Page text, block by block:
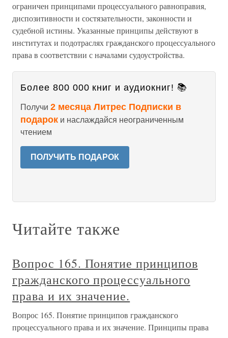
ограничен принципами процессуального равноправия,
диспозитивности и состязательности, законности и
судебной истины. Указанные принципы действуют в
институтах и подотраслях гражданского процессуального
права в соответствии с началами судоустройства.
Более 800 000 книг и аудиокниг! 📚
Получи 2 месяца Литрес Подписки в
подарок и наслаждайся неограниченным
чтением
ПОЛУЧИТЬ ПОДАРОК
Читайте также
Вопрос 165. Понятие принципов
гражданского процессуального
права и их значение.
Вопрос 165. Понятие принципов гражданского
процессуального права и их значение. Принципы права